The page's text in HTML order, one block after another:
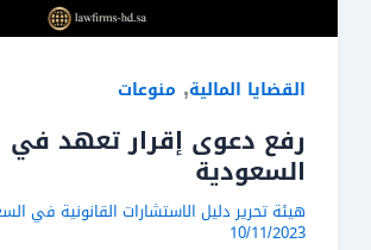
القضايا المالية, منوعات
رفع دعوى إقرار تعهد في
السعودية
هيئة تحرير دليل الاستشارات القانونية في
10/11/2023